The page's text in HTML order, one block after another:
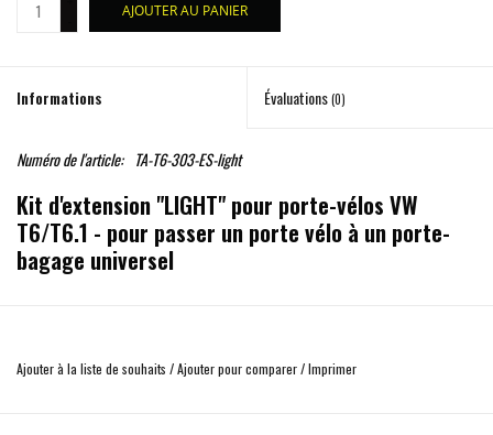
AJOUTER AU PANIER
Informations Évaluations(0)
Numéro de l'article: TA-T6-303-ES-light
Kit d'extension "LIGHT" pour porte-vélos VW
T6/T6.1 - pour passer un porte vélo à un porte-
bagage universel
verticalement. Les rails d'arrimage sont utilisés pour fixer un module de fixation
Ajouter à la liste de souhaits /Ajouter pour comparer/Imprimer